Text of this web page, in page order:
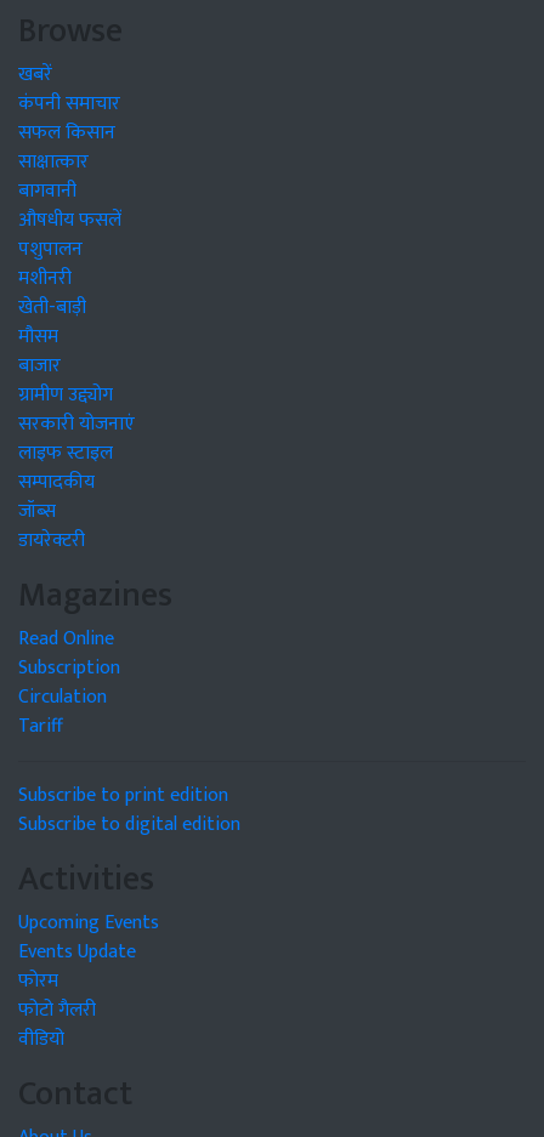
Browse
खबरें
कंपनी समाचार
सफल किसान
साक्षात्कार
बागवानी
औषधीय फसलें
पशुपालन
मशीनरी
खेती-बाड़ी
मौसम
बाजार
ग्रामीण उद्द्योग
सरकारी योजनाएं
लाइफ स्टाइल
सम्पादकीय
जॉब्स
डायरेक्टरी
Magazines
Read Online
Subscription
Circulation
Tariff
Subscribe to print edition
Subscribe to digital edition
Activities
Upcoming Events
Events Update
फोरम
फोटो गैलरी
वीडियो
Contact